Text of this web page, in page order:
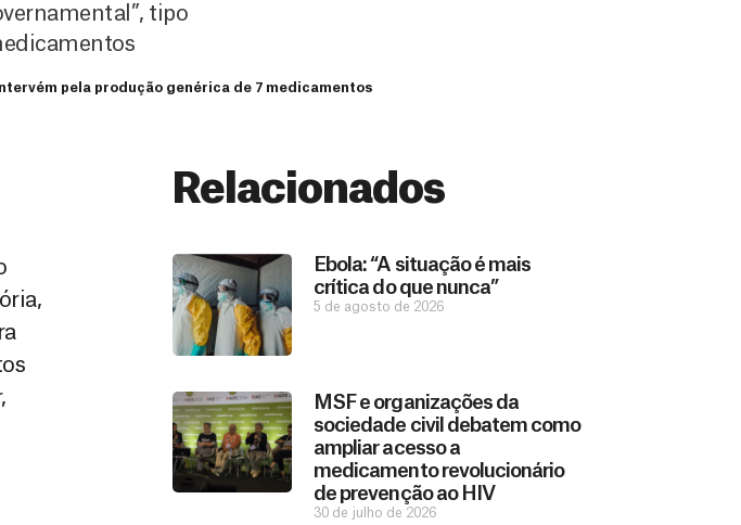
tipo
pela produção genérica de 7 medicamentos
Relacionados
Ebola: “A situação é mais
crítica do que nunca”
5 de agosto de 2026
MSF e organizações da
sociedade civil debatem como
ampliar acesso a
medicamento revolucionário
de prevenção ao HIV
30 de julho de 2026